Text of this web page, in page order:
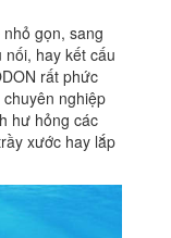
gọn, sang
hay kết cấu
rất phức
nghiệp
hư hỏng các
xước hay lắp